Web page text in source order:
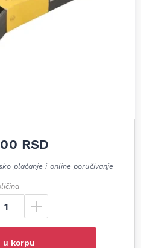
RSD
plaćanje i online poručivanje
u korpu